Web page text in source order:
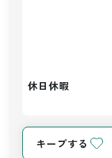
休日休暇
キープする